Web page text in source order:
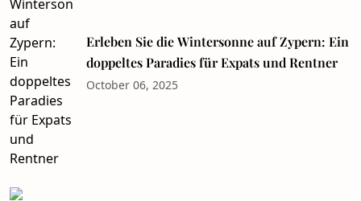
Erleben Sie die Wintersonne auf Zypern: Ein
doppeltes Paradies für Expats und Rentner
October 06, 2025